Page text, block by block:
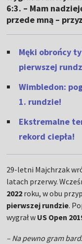
6:3. – Mam
przede mną –
Męki obrońcy
pierwszej
Wimbledon:
1. rundzie!
Ekstremalne
rekord ciepła!
29-letni Majchrzak
latach przerwy.
2022 roku, w obu
pierwszej rundzie.
wygrał w US Open
– Na pewno gram